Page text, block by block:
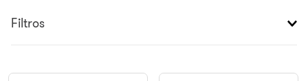
Filtros
4.
6.
xbox